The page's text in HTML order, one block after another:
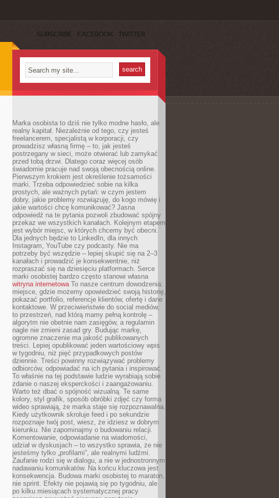
SUBSCRIBE FACEBOOK TWITTER
Marka osobista to dziś nie tylko modne hasło, ale
realny kapitał. Niezależnie od tego, czy jesteś
freelancerem, specjalistą w korporacji, czy
prowadzisz własną firmę – to, jak jesteś
postrzegany w sieci, może otwierać lub zamykać
przed tobą drzwi. Dlatego coraz więcej osób
świadomie pracuje nad swoją obecnością online.
Pierwszym krokiem jest określenie tożsamości
marki. Trzeba odpowiedzieć sobie na kilka
prostych, ale ważnych pytań: w czym jestem
dobry, jakie problemy rozwiązuję, do kogo mówię i
jakie wartości chcę komunikować? Jasna
odpowiedź na te pytania pozwoli zbudować spójny
przekaz we wszystkich kanałach. Kolejnym etapem
jest wybór miejsc, w których chcemy być obecni.
Dla jednych będzie to LinkedIn, dla innych
Instagram, YouTube czy podcasty. Nie ma
potrzeby być wszędzie – lepiej skupić się na 2–3
kanałach i prowadzić je konsekwentnie, niż
rozpraszać się na dziesięciu platformach. Serce
marki osobistej bardzo często stanowi własna
witryna internetowaTo nasze centrum dowodzenia:
miejsce, gdzie możemy opowiedzieć swoją historię,
pokazać portfolio, referencje klientów, ofertę i dane
kontaktowe. W przeciwieństwie do social mediów,
to przestrzeń, nad którą mamy pełną kontrolę –
algorytm nie obetnie nam zasięgów, a regulamin
nagle nie zmieni zasad gry. Budując markę,
ogromne znaczenie ma jakość publikowanych
treści. Lepiej opublikować jeden wartościowy wpis
w tygodniu, niż pięć przypadkowych postów
dziennie. Treści powinny rozwiązywać problemy
odbiorców, odpowiadać na ich pytania i inspirować.
To właśnie na tej podstawie ludzie wyrabiają sobie
zdanie o naszej eksperckości i zaangażowaniu.
Warto też dbać o spójność wizualną. Te same
kolory, styl grafik, sposób obróbki zdjęć czy forma
wideo sprawiają, że marka staje się rozpoznawalna.
Kiedy użytkownik skroluje feed i po sekundzie
rozpoznaje twój post, wiesz, że idziesz w dobrym
kierunku. Nie zapominajmy o budowaniu relacji.
Komentowanie, odpowiadanie na wiadomości,
udział w dyskusjach – to wszystko sprawia, że nie
jesteśmy tylko „profilami”, ale realnymi ludźmi.
Zaufanie rodzi się w dialogu, a nie w jednostronnym
nadawaniu komunikatów. Na końcu kluczowa jest
konsekwencja. Budowa marki osobistej to maraton,
nie sprint. Efekty nie pojawią się po tygodniu, ale
po kilku miesiącach systematycznej pracy